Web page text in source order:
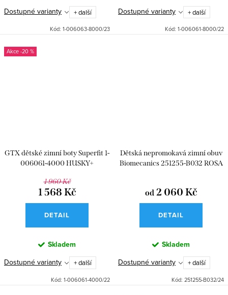
Dostupné varianty + další
Kód: 1-006063-8000/23
Dostupné varianty + další
Kód: 1-006061-8000/22
-20 %
GTX dětské zimní boty Superfit 1-
006061-4000 HUSKY+
1 960 Kč
1 568 Kč
DETAIL
Skladem
Dostupné varianty + další
Kód: 1-006061-4000/22
Dětská nepromokavá zimní obuv
Biomecanics 251255-B032 ROSA
od2 060 Kč
DETAIL
Skladem
Dostupné varianty + další
Kód: 251255-B032/24